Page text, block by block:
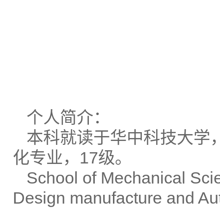
个人简介：
本科就读于华中科技大学
化专业，17级。
School of Mechanical
Design manufacture and